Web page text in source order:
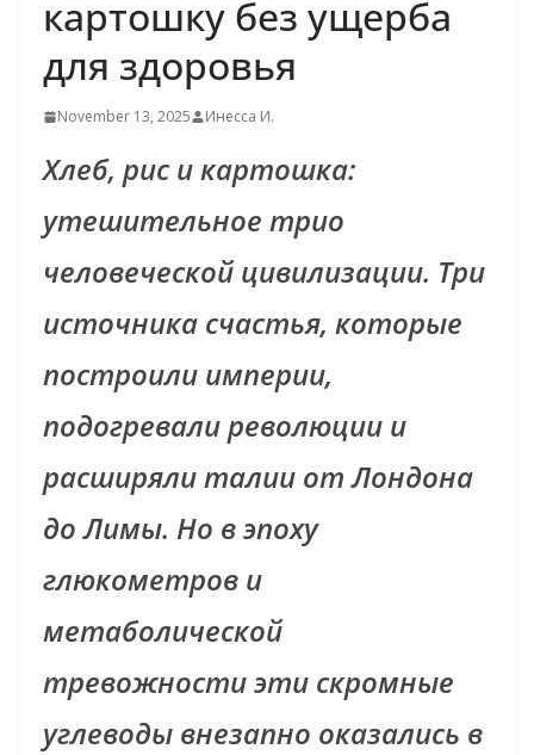
картошку без ущерба
для здоровья
November 13, 2025 Инесса И.
Хлеб, рис и картошка:
утешительное трио
человеческой цивилизации. Три
источника счастья, которые
построили империи,
подогревали революции и
расширяли талии от Лондона
до Лимы. Но в эпоху
глюкометров и
метаболической
тревожности эти скромные
углеводы внезапно оказались в